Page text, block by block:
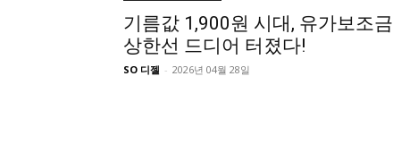
기름값 1,900원 시대, 유가보조금
상한선 드디어 터졌다!
SO 디젤 - 2026년 04월 28일